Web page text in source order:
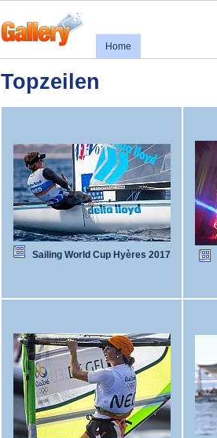
Home
Topzeilen
Sailing World Cup Hyères 2017